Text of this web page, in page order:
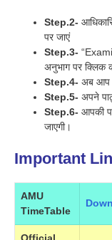
Step.2-
पर जाएं
Step.3-
अनुभाग पर क्लिक
Step.4- अब आप
Step.5- अपने
Step.6- आपकी
जाएगी।
Important
AMU
TimeTable